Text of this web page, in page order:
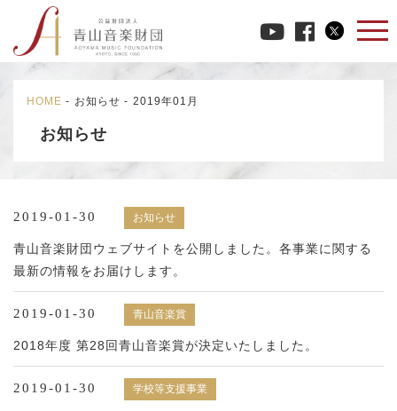
HOME - お知らせ - 2019年01月
お知らせ
2019-01-30 お知らせ
青山音楽財団ウェブサイトを公開しました。各事業に関する
最新の情報をお届けします。
2019-01-30 青山音楽賞
2018年度 第28回青山音楽賞が決定いたしました。
2019-01-30 学校等支援事業